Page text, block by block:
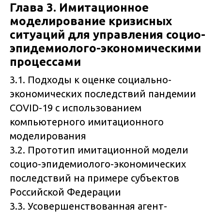
Глава 3. Имитационное
моделирование кризисных
ситуаций для управления социо-
эпидемиолого-экономическими
процессами
3.1. Подходы к оценке социально-
экономических последствий пандемии
COVID-19 с использованием
компьютерного имитационного
моделирования
3.2. Прототип имитационной модели
социо-эпидемиолого-экономических
последствий на примере субъектов
Российской Федерации
3.3. Усовершенствованная агент-